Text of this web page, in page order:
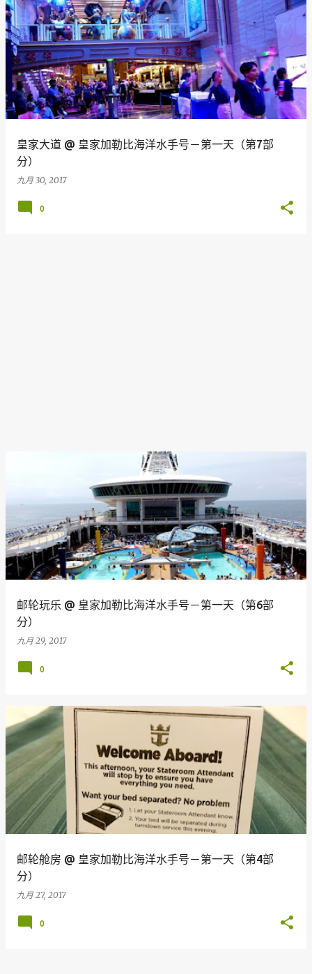
皇家大道 @ 皇家加勒比海洋水手号－第一天（第7部
分）
九月 30, 2017
0
邮轮玩乐 @ 皇家加勒比海洋水手号－第一天（第6部
分）
九月 29, 2017
0
邮轮舱房 @ 皇家加勒比海洋水手号－第一天（第4部
分）
九月 27, 2017
0